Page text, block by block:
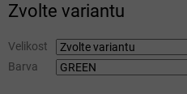
cena:
Zvolte variantu
Velikost
Barva